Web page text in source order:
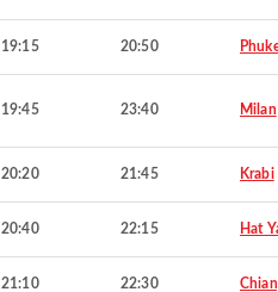
19:15 20:50
19:45 23:40 Milan
20:20 21:45 Krabi
20:40 22:15 Hat
21:10 22:30